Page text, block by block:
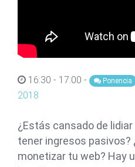
16:30 - 17:00 - Ponencia
2018
¿Estás cansado de
tener ingresos pasivos?
monetizar tu web? Hay